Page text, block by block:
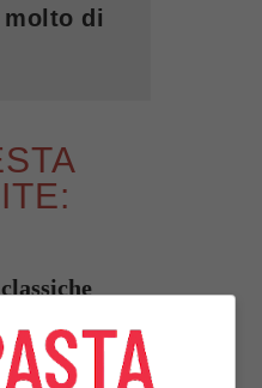
molto di
classiche
di
una